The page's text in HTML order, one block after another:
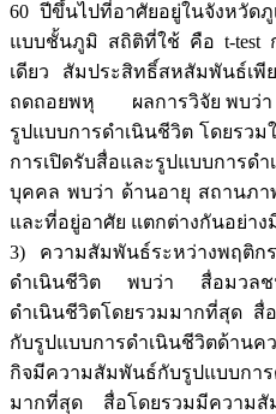
60 ปีขึ้นไปที่อาศัยอยู่ในจังหวัด
แบบชั้นภูมิ สถิติที่ใช้ คือ t-test
เดียว สัมประสิทธิ์สหสัมพันธ์เพี
ถดถอยพหุ ผลการวิจัย พบว่า
รูปแบบการดำเนินชีวิต โดยรว
การเปิดรับสื่อและรูปแบบการด
บุคคล พบว่า ด้านอายุ สถานภา
และที่อยู่อาศัย แตกต่างกันอย่า
3) ความสัมพันธ์ระหว่างพฤติก
ดำเนินชีวิต พบว่า สื่อมวลช
ดำเนินชีวิตโดยรวมมากที่สุด
กับรูปแบบการดำเนินชีวิตด้าน
กิจมีความสัมพันธ์กับรูปแบบกา
มากที่สุด สื่อโดยรวมมีความสั